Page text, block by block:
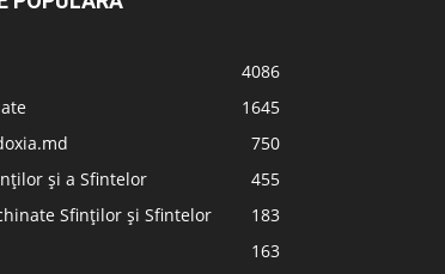
4086
1645
750
și a Sfintelor
455
Sfinților și Sfintelor
183
163